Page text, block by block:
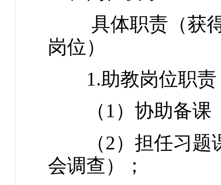
具体职责（获
岗位）
1.助教岗位职责
（1）协助备课
（2）担任习题课
会调查）；